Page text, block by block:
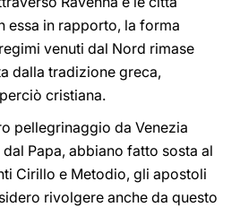
essa in rapporto, la forma
venuti dal Nord rimase
dalla tradizione greca,
cristiana.
pellegrinaggio da Venezia
Papa, abbiano fatto sosta al
Cirillo e Metodio, gli apostoli
rivolgere anche da questo